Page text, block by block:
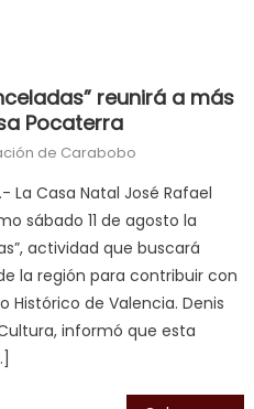
reunirá a más
Pocaterra
de Carabobo
La Casa Natal José Rafael
sábado 11 de agosto la
actividad que buscará
la región para contribuir con
de Valencia. Denis
informó que esta